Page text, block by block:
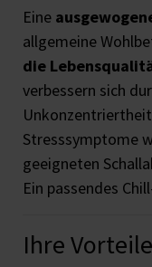
Eine
allgemeine
die
verbessern sich
Stresssymptome
geeigneten
Ein passendes
Ihre